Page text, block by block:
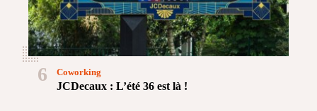
6
JCDecaux : L’été 36 est là !
Coworking